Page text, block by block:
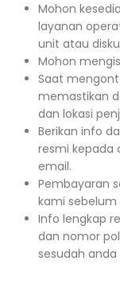
Mohon
layanan
unit atau
Mohon
Saat
memastikan
dan lokasi
Berikan info
resmi kepada
email.
Pembayaran
kami
Info lengkap
dan nomor
sesudah